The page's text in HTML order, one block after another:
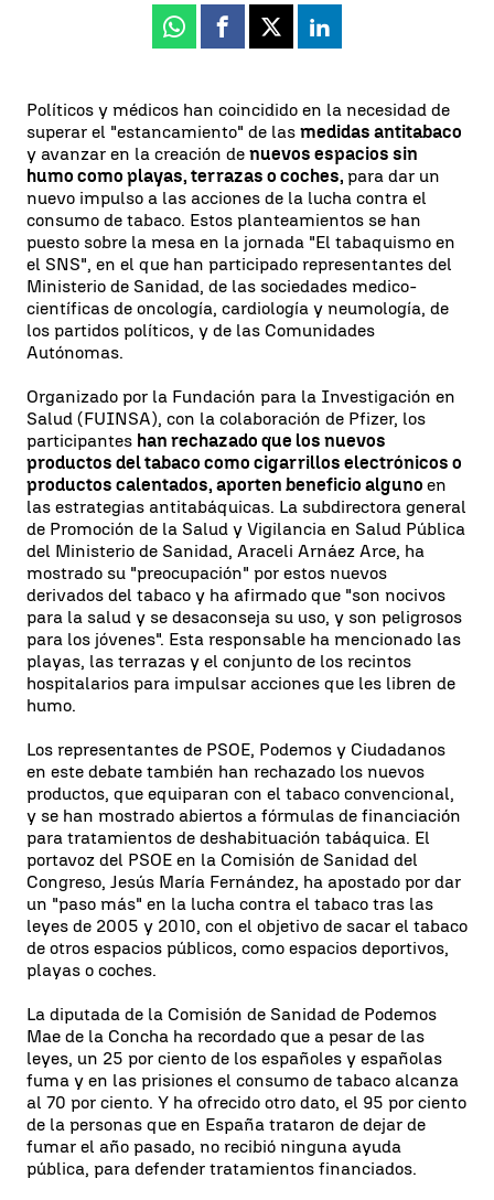
Whatsapp
Facebook
X Linkedin
Políticos y médicos han coincidido en la necesidad de
superar el "estancamiento" de las medidas antitabaco
y avanzar en la creación de nuevos espacios sin
humo como playas, terrazas o coches, para dar un
nuevo impulso a las acciones de la lucha contra el
consumo de tabaco. Estos planteamientos se han
puesto sobre la mesa en la jornada "El tabaquismo en
el SNS", en el que han participado representantes del
Ministerio de Sanidad, de las sociedades medico-
científicas de oncología, cardiología y neumología, de
los partidos políticos, y de las Comunidades
Autónomas.
Organizado por la Fundación para la Investigación en
Salud (FUINSA), con la colaboración de Pfizer, los
participantes han rechazado que los nuevos
productos del tabaco como cigarrillos electrónicos o
productos calentados, aporten beneficio alguno en
las estrategias antitabáquicas. La subdirectora general
de Promoción de la Salud y Vigilancia en Salud Pública
del Ministerio de Sanidad, Araceli Arnáez Arce, ha
mostrado su "preocupación" por estos nuevos
derivados del tabaco y ha afirmado que "son nocivos
para la salud y se desaconseja su uso, y son peligrosos
para los jóvenes". Esta responsable ha mencionado las
playas, las terrazas y el conjunto de los recintos
hospitalarios para impulsar acciones que les libren de
humo.
Los representantes de PSOE, Podemos y Ciudadanos
en este debate también han rechazado los nuevos
productos, que equiparan con el tabaco convencional,
y se han mostrado abiertos a fórmulas de financiación
para tratamientos de deshabituación tabáquica. El
portavoz del PSOE en la Comisión de Sanidad del
Congreso, Jesús María Fernández, ha apostado por dar
un "paso más" en la lucha contra el tabaco tras las
leyes de 2005 y 2010, con el objetivo de sacar el tabaco
de otros espacios públicos, como espacios deportivos,
playas o coches.
La diputada de la Comisión de Sanidad de Podemos
Mae de la Concha ha recordado que a pesar de las
leyes, un 25 por ciento de los españoles y españolas
fuma y en las prisiones el consumo de tabaco alcanza
al 70 por ciento. Y ha ofrecido otro dato, el 95 por ciento
de la personas que en España trataron de dejar de
fumar el año pasado, no recibió ninguna ayuda
pública, para defender tratamientos financiados.